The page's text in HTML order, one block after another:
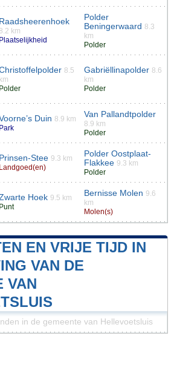
Raadsheerenhoek
8.2 km
Plaatselijkheid
Polder
Beningerwaard 8.3
km
Polder
8.5
km
Polder
Gabriëllinapolder 8.6
km
Polder
Duin 8.9 km
Park
Van Pallandtpolder
8.9 km
Polder
Prinsen-Stee 9.3 km
Landgoed(en)
Polder Oostplaat-
Flakkee 9.3 km
Polder
Hoek 9.5 km
Punt
Bernisse Molen 9.6
km
Molen(s)
EN VRIJE TIJD IN
VAN DE
VAN
in de gemeente van Hellevoetsluis